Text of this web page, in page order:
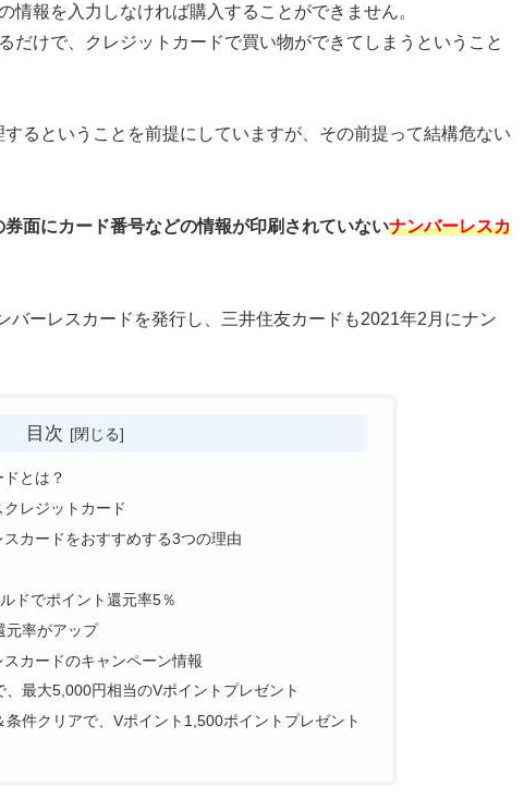
報を入力しなければ購入することができません。
だけで、クレジットカードで買い物ができてしまうということ
るということを前提にしていますが、その前提って結構危ない
面にカード番号などの情報が印刷されていないナンバーレスカ
バーレスカードを発行し、三井住友カードも2021年2月にナン
目次
とは？
レジットカード
カードをおすすめする3つの理由
ドでポイント還元率5％
元率がアップ
カードのキャンペーン情報
最大5,000円相当のVポイントプレゼント
件クリアで、Vポイント1,500ポイントプレゼント